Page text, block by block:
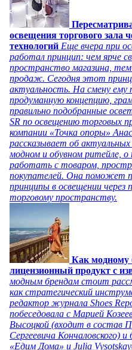
освещения торгового зала
технологий Еще вчера при
работал принцип: чем ярче
пространство магазина,
продаж. Сегодня этот
актуальность. На смену
продуманную концепцию,
правильно подобранные
SR по освещению торговых
компании «Точка опоры»
рассказывает об
модном и обувном ритейле,
работать с товаром,
покупателей. Она поможет
принципы в освещении через
торговому пространству.
Как модному
лицензионный продукт с
модным брендам стоит
как стратегический
редактор журнала Shoes
побеседовала с Марией
Высоцкой (входит в состав
Сергеевича Кончаловского)
«Едим Дома» и Julia